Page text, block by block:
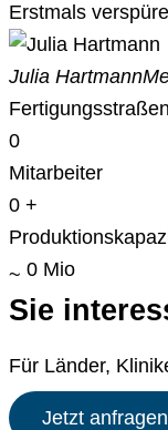
Erstmals
Julia Hartmann
Fertigungsstraßen
0
Mitarbeiter
0 +
~ 0 Mio
Sie
Für Länder,
Jetzt anfragen